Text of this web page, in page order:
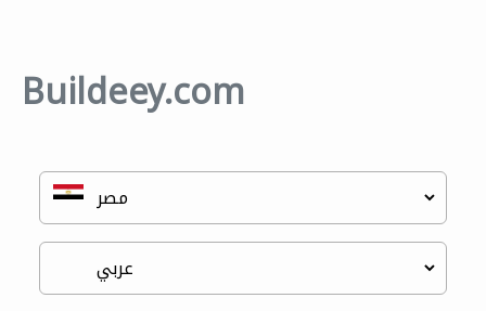
Buildeey.com